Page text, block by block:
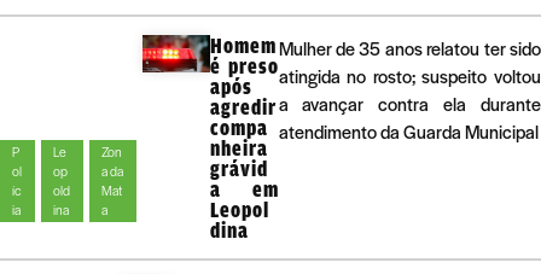
P
ol
íc
ia
Le
op
old
ina
Zon
a da
Mat
a
Homem
é preso
após
agredir
compa
nheira
grávid
a em
Leopol
dina
Mulher de 35 anos relatou ter sido
atingida no rosto; suspeito voltou
a avançar contra ela durante
atendimento da Guarda Municipal